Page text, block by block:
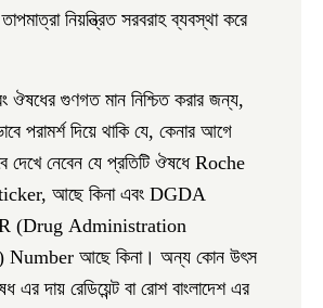
নিয়ন্ত্রিত সরবরাহ ব্যবস্থা করে
ঔষধের গুণগত মান নিশ্চিত করার জন্য,
পরামর্শ দিয়ে থাকি যে, কেনার আগে
দেখে নেবেন যে প্রতিটি ঔষধে Roche
আছে কিনা এবং DGDA
(Drug Administration
Number আছে কিনা। অন্য কোন উৎস
এর দায় রেডিয়েন্ট বা রোশ বাংলাদেশ এর